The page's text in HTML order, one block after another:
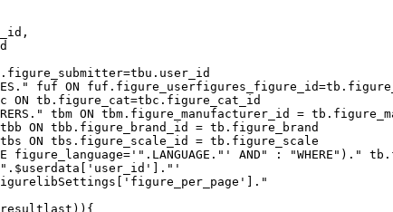
ON
ON tbm.figure_manufacturer_id =
= tb.figure_brand
= tb.figure_scale
AND" : "WHERE")."